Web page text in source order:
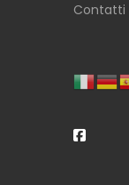
Contatti